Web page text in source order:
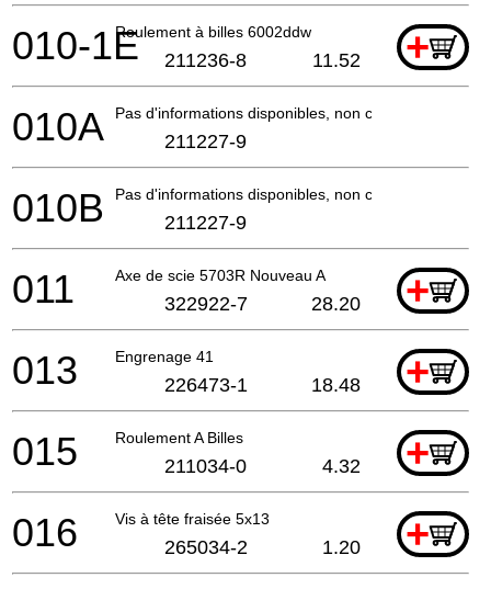
Roulement à billes 6002ddw +
010-1E 211236-8 11.52
Pas d'informations disponibles, non commandable
010A 211227-9
Pas d'informations disponibles, non commandable
010B 211227-9
Axe de scie 5703R Nouveau A +
011 322922-7 28.20
Engrenage 41 +
013 226473-1 18.48
Roulement A Billes +
015 211034-0 4.32
Vis à tête fraisée 5x13 +
016 265034-2 1.20